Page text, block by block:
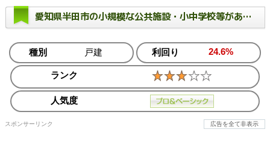
愛知県半田市の小規模な公共施設・小中学校等がある閑静な低層住宅地域の戸建
種別 戸建 利回り 24.6%
ランク
人気度
スポンサーリンク 広告を全て非表示